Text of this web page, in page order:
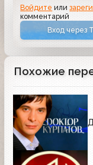
Войдите или
комментарий
Вход через
Похожие